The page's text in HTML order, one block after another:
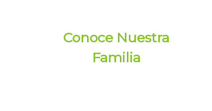
Conoce Nuestra
Familia